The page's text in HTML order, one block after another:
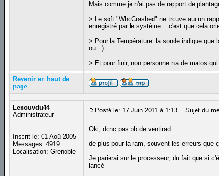
Mais comme je n'ai pas de rapport de
> Le soft "WhoCrashed" ne trouve aucun
enregistré par le système... c'est que cela
> Pour la Température, la sonde indique
ou...)
> Et pour finir, non personne n'a de matos
Revenir en haut de
page
Lenouvdu44
Administrateur
Inscrit le: 01 Aoû 2005
Messages: 4919
Localisation: Grenoble
Posté le: 17 Juin 2011 à 1:13 Sujet du
Oki, donc pas pb de ventirad
de plus pour la ram, souvent les erreurs que
Je parierai sur le processeur, du fait que si
lancé